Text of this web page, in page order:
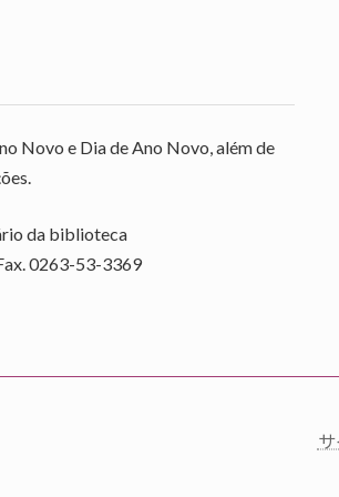
Novo e Dia de Ano Novo, além de
da biblioteca
0263-53-3369